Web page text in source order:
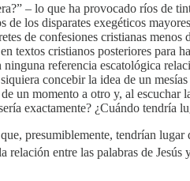
– lo que ha provocado ríos de
los disparates exegéticos
de confesiones cristianas
textos cristianos posteriores para
referencia escatológica
concebir la idea de un
un momento a otro y, al escuchar
exactamente? ¿Cuándo tendría
presumiblemente, tendrían
relación entre las palabras de